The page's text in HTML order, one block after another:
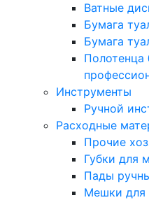
Ватные
Бумага
Бумага
Инструменты
Ручной
Расходные
Прочие
Губки для
Пады
Мешки для